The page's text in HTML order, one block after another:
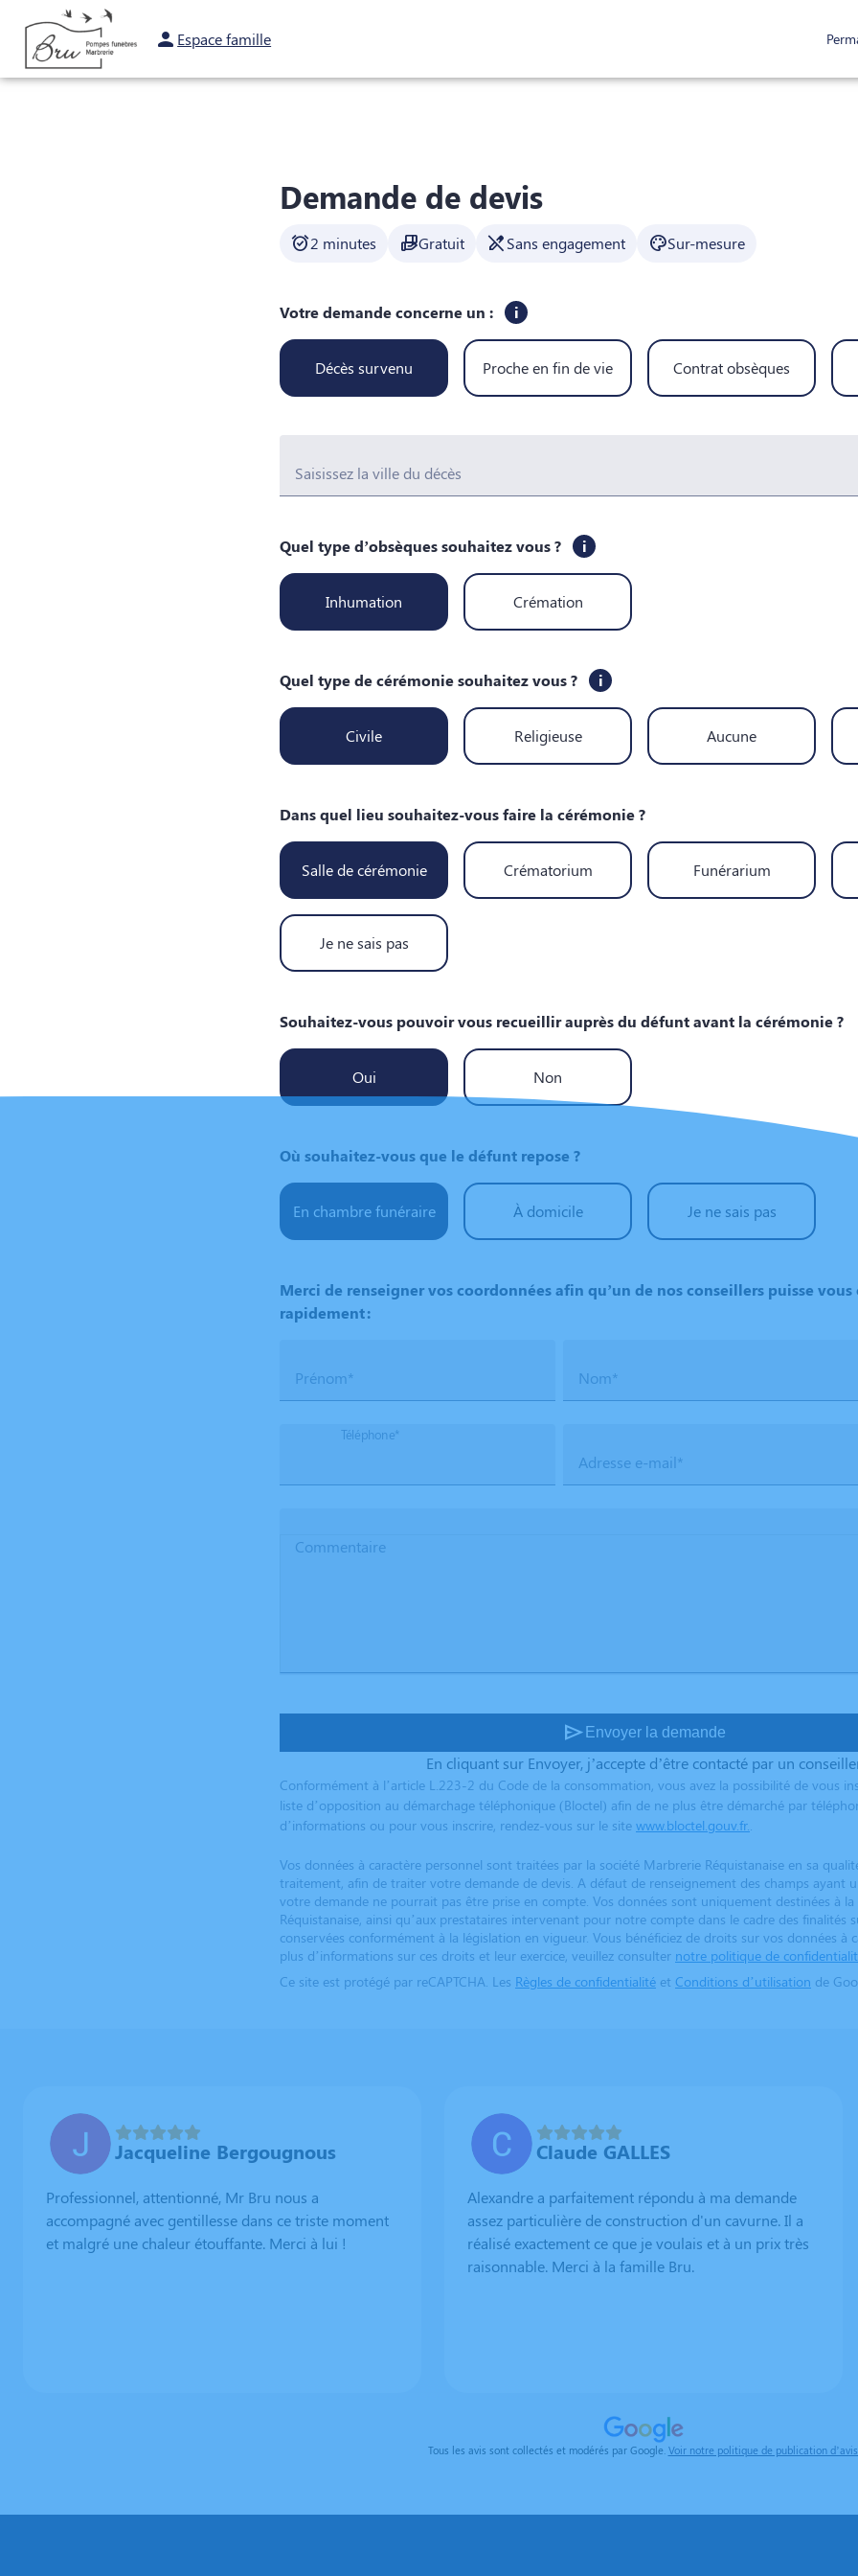
contenu
Espace famille
ORGANISER DES OBSÈQUESMONUMENTS FUNÉRAIRES
Demande de devis
alarm_on2 minutes hand_packageGratuit edit_offSans engagement paletteSur-mesure
Votre demande concerne un : i
Décès survenu Proche en fin de vie Contrat obsèques
Saisissez la ville du décès
Quel type d’obsèques souhaitez vous ? i
Inhumation Crémation
Quel type de cérémonie souhaitez vous ? i
Civile Religieuse Aucune
Dans quel lieu souhaitez-vous faire la cérémonie ?
Salle de cérémonie Crématorium Funérarium
Je ne sais pas
Souhaitez-vous pouvoir vous recueillir auprès du défunt avant la cérémonie ?
Oui Non
Où souhaitez-vous que le défunt repose ?
En chambre funéraire À domicile Je ne sais pas
Merci de renseigner vos coordonnées afin qu’un de nos conseillers puisse
rapidement :
Prénom* Nom*
Téléphone*
Adresse e-mail*
Commentaire
send Envoyer la demande
En cliquant sur Envoyer, j’accepte d’être contacté par un
Conformément à l’article L.223-2 du Code de la consommation, vous avez la possibilité de vous
liste d’opposition au démarchage téléphonique (Bloctel) afin de ne plus être démarché par
d’informations ou pour vous inscrire, rendez-vous sur le site www.bloctel.gouv.fr..
Vos données à caractère personnel sont traitées par la société Marbrerie Réquistanaise en sa
traitement, afin de traiter votre demande de devis. A défaut de renseignement des champs ayant
votre demande ne pourrait pas être prise en compte. Vos données sont uniquement destinées à
Réquistanaise, ainsi qu’aux prestataires intervenant pour notre compte dans le cadre des finalités
conservées conformément à la législation en vigueur. Vous bénéficiez de droits sur vos données à
plus d’informations sur ces droits et leur exercice, veuillez consulter notre politique de
Ce site est protégé par reCAPTCHA. Les Règles de confidentialité et Conditions d’utilisation de
Jacqueline Bergougnous
Professionnel, attentionné, Mr Bru nous a
accompagné avec gentillesse dans ce triste moment
et malgré une chaleur étouffante. Merci à lui !
Claude GALLES
Alexandre a parfaitement répondu à ma demande
assez particulière de construction d'un cavurne. Il a
réalisé exactement ce que je voulais et à un prix très
raisonnable. Merci à la famille Bru.
Tous les avis sont collectés et modérés par Google. Voir notre politique de publication